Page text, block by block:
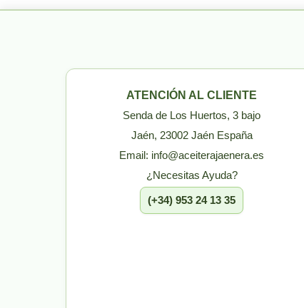
ATENCIÓN AL CLIENTE
Senda de Los Huertos, 3 bajo
Jaén, 23002 Jaén España
Email: info@aceiterajaenera.es
¿Necesitas Ayuda?
(+34) 953 24 13 35